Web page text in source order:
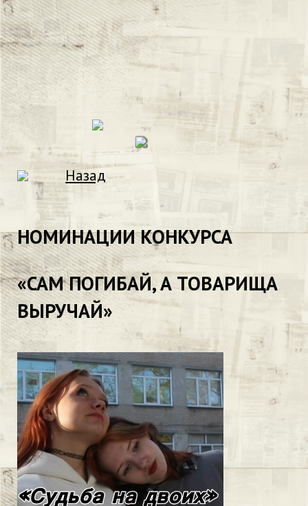
Назад
НОМИНАЦИИ КОНКУРСА
«САМ ПОГИБАЙ, А ТОВАРИЩА
ВЫРУЧАЙ»